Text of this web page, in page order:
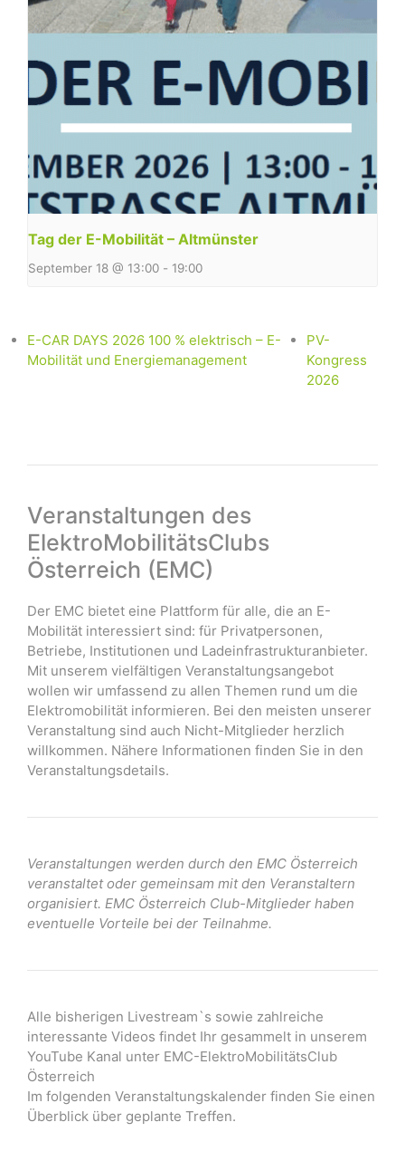
Tag der E-Mobilität – Altmünster
September 18 @ 13:00 - 19:00
E-CAR DAYS 2026 100 % elektrisch – E-
Mobilität und Energiemanagement
PV-
Kongress
2026
Veranstaltungen des
ElektroMobilitätsClubs
Österreich (EMC)
Der EMC bietet eine Plattform für alle, die an E-
Mobilität interessiert sind: für Privatpersonen,
Betriebe, Institutionen und Ladeinfrastrukturanbieter.
Mit unserem vielfältigen Veranstaltungsangebot
wollen wir umfassend zu allen Themen rund um die
Elektromobilität informieren. Bei den meisten unserer
Veranstaltung sind auch Nicht-Mitglieder herzlich
willkommen. Nähere Informationen finden Sie in den
Veranstaltungsdetails.
Veranstaltungen werden durch den EMC Österreich
veranstaltet oder gemeinsam mit den Veranstaltern
organisiert. EMC Österreich Club-Mitglieder haben
eventuelle Vorteile bei der Teilnahme.
Alle bisherigen Livestream`s sowie zahlreiche
interessante Videos findet Ihr gesammelt in unserem
YouTube Kanal unter EMC-ElektroMobilitätsClub
Österreich
Im folgenden Veranstaltungskalender finden Sie einen
Überblick über geplante Treffen.